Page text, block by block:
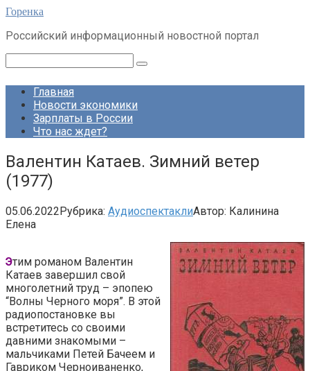
Перейти
контенту
Горенка
Российский информационный новостной портал
Главная
Новости экономики
Зарплаты в России
Что нас ждет?
Валентин Катаев. Зимний ветер
(1977)
05.06.2022Рубрика: АудиоспектаклиАвтор: Калинина
Елена
Этим романом Валентин
Катаев завершил свой
многолетний труд – эпопею
“Волны Черного моря”. В этой
радиопостановке вы
встретитесь со своими
давними знакомыми –
мальчиками Петей Бачеем и
Гавриком Черноиваненко,